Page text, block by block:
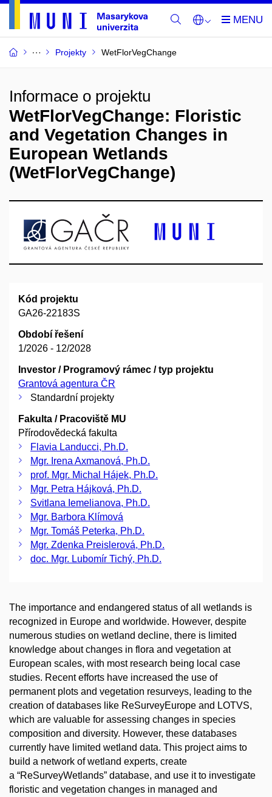
Projekty WetFlorVegChange
Informace o projektu
WetFlorVegChange: Floristic
and Vegetation Changes in
European Wetlands
(WetFlorVegChange)
Kód projektu
GA26-22183S
Období řešení
1/2026 - 12/2028
Investor / Programový rámec / typ projektu
Grantová agentura ČR
Standardní projekty
Fakulta / Pracoviště MU
Přírodovědecká fakulta
Flavia Landucci, Ph.D.
Mgr. Irena Axmanová, Ph.D.
prof. Mgr. Michal Hájek, Ph.D.
Mgr. Petra Hájková, Ph.D.
Svitlana Iemelianova, Ph.D.
Mgr. Barbora Klímová
Mgr. Tomáš Peterka, Ph.D.
Mgr. Zdenka Preislerová, Ph.D.
doc. Mgr. Lubomír Tichý, Ph.D.
The importance and endangered status of all wetlands is
recognized in Europe and worldwide. However, despite
numerous studies on wetland decline, there is limited
knowledge about changes in flora and vegetation at
European scales, with most research being local case
studies. Recent efforts have increased the use of
permanent plots and vegetation resurveys, leading to the
creation of databases like ReSurveyEurope and LOTVS,
which are valuable for assessing changes in species
composition and diversity. However, these databases
currently have limited wetland data. This project aims to
build a network of wetland experts, create
a “ReSurveyWetlands” database, and use it to investigate
floristic and vegetation changes in managed and